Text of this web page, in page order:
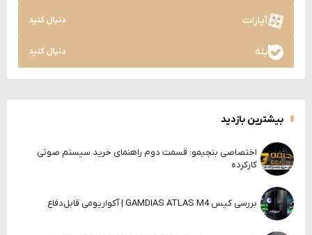
آپارات دنبال کنید
بله دنبال کنید
بیشترین بازدید
اختصاصی بنچیمو: قسمت دوم راهنمای خرید سیستم صوتی
کارکرده
بررسی کیس GAMDIAS ATLAS M4 | آکواریومی قابل‌دفاع